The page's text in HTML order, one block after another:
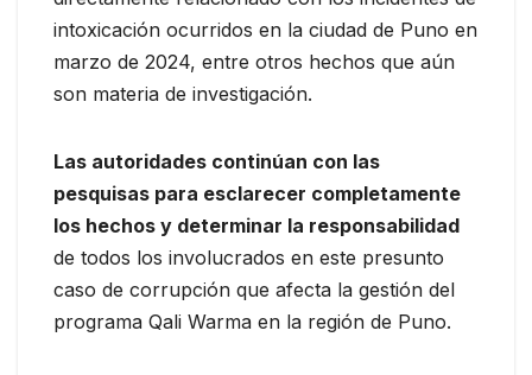
intoxicación ocurridos en la ciudad de Puno en
marzo de 2024, entre otros hechos que aún
son materia de investigación.
Las autoridades continúan con las
pesquisas para esclarecer completamente
los hechos y determinar la responsabilidad
de todos los involucrados en este presunto
caso de corrupción que afecta la gestión del
programa Qali Warma en la región de Puno.